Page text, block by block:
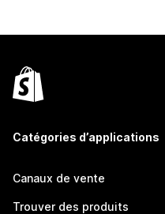
Catégories d’applications
Canaux de vente
Trouver des produits